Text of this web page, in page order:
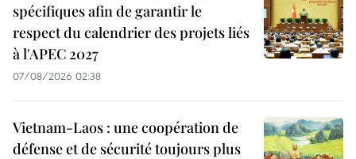
spécifiques afin de garantir le
respect du calendrier des projets liés
à l'APEC 2027
07/08/2026 02:38
Vietnam-Laos : une coopération de
défense et de sécurité toujours plus